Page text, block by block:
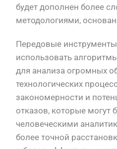
будет дополнен более
методологиями,
Передовые
использовать
для анализа огромных
технологических
закономерности и
отказов, которые могут
человеческими
более точной